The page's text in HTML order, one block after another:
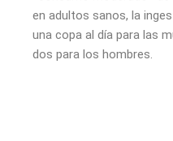
en adultos sanos, la
una copa al día para las
dos para los hombres.